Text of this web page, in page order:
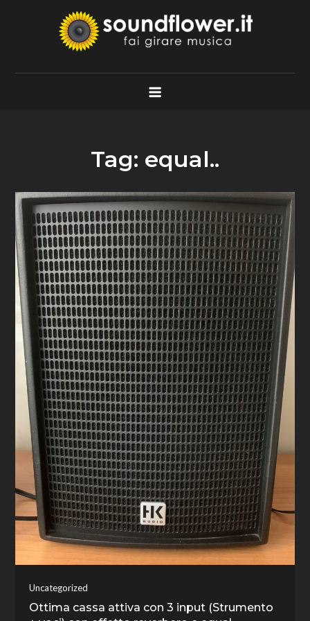
Soundflower.it
Fai Girare Musica
Tag: equal..
Uncategorized
Ottima cassa attiva con 3 input (Strumento